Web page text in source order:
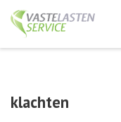
klachten